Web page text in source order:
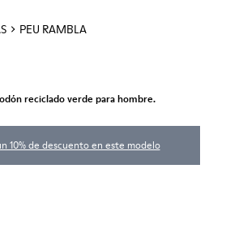
PEU RAMBLA
reciclado verde para hombre.
10% de descuento en este modelo